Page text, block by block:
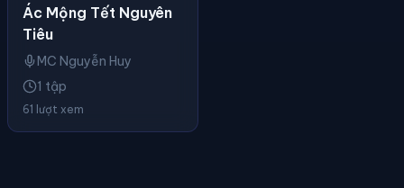
Ác Mộng Tết Nguyên
Tiêu
MC Nguyễn Huy
1 tập
61 lượt xem